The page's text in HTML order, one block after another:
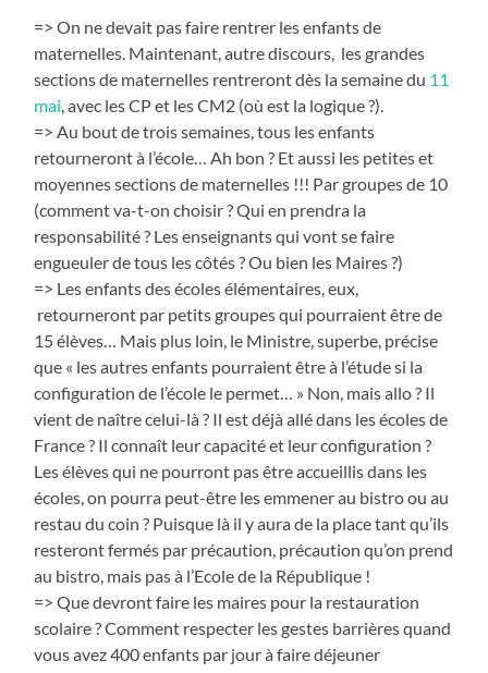
=> On ne devait pas faire rentrer les enfants de
maternelles. Maintenant, autre discours, les grandes
sections de maternelles rentreront dès la semaine du 11
mai , avec les CP et les CM2 (où est la logique ?).
=> Au bout de trois semaines, tous les enfants
retourneront à l’école… Ah bon ? Et aussi les petites et
moyennes sections de maternelles !!! Par groupes de 10
(comment va-t-on choisir ? Qui en prendra la
responsabilité ? Les enseignants qui vont se faire
engueuler de tous les côtés ? Ou bien les Maires ?)
=> Les enfants des écoles élémentaires, eux,
retourneront par petits groupes qui pourraient être de
15 élèves… Mais plus loin, le Ministre, superbe, précise
que « les autres enfants pourraient être à l’étude si la
configuration de l’école le permet… » Non, mais allo ? Il
vient de naître celui-là ? Il est déjà allé dans les écoles de
France ? Il connaît leur capacité et leur configuration ?
Les élèves qui ne pourront pas être accueillis dans les
écoles, on pourra peut-être les emmener au bistro ou au
restau du coin ? Puisque là il y aura de la place tant qu’ils
resteront fermés par précaution, précaution qu’on prend
au bistro, mais pas à l’Ecole de la République !
=> Que devront faire les maires pour la restauration
scolaire ? Comment respecter les gestes barrières quand
vous avez 400 enfants par jour à faire déjeuner